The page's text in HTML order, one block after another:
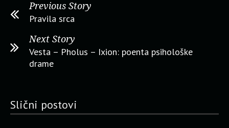
Previous Story
Pravila srca
Next Story
Vesta – Pholus – Ixion: poenta psihološke
drame
Slični postovi